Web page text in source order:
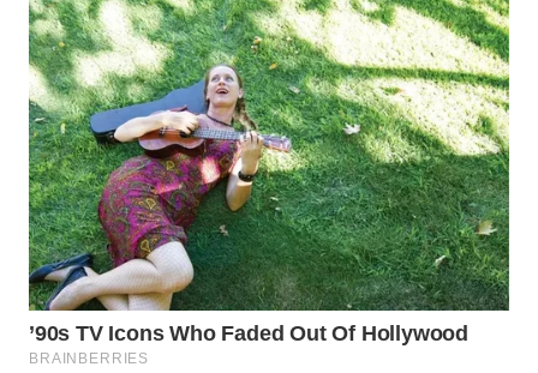
SUBANG
WN
SUKABUMI
WN
PURWAKARTA
WN
PRIANGAN
TIMUR
WN